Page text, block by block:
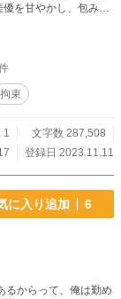
彼は……決して、彼女
ります。 君に打
にて公開してお
是非ご視聴下さい
拘束
1
文字数 287,508
登録日 2023.11.11
に入り追加 6
るからって、俺は勤め